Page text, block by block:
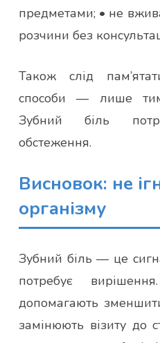
предметами; • не
розчини без
Також слід
способи — лише
Зубний біль
обстеження.
Висновок: не
організму
Зубний біль — це
потребує
допомагають
замінюють візиту до